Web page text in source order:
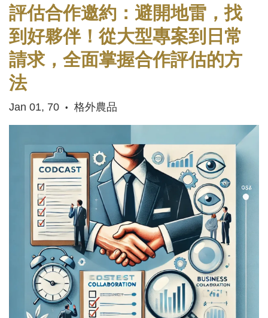
評估合作邀約：避開地雷，找
到好夥伴！從大型專案到日常
請求，全面掌握合作評估的方
法
Jan 01, 70 • 格外農品